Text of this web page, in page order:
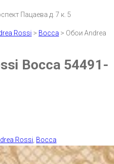
Пацаева д. 7 к. 5
Rossi > Bocca > Обои Andrea
Bocca 54491-
Rossi Bocca